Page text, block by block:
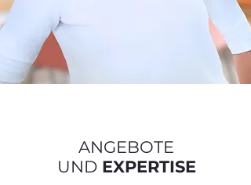
ANGEBOTE
UND EXPERTISE